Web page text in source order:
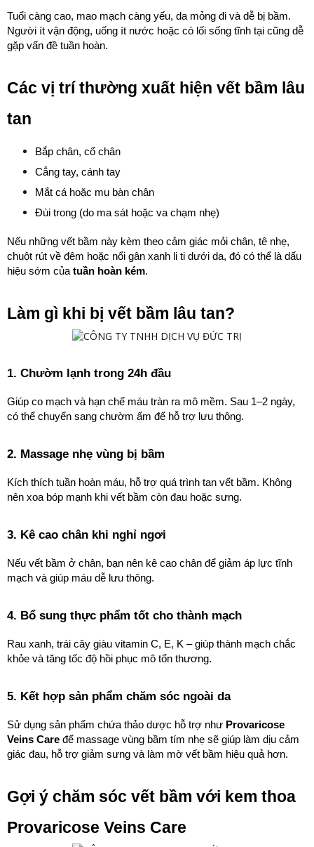
Tuổi càng cao, mao mạch càng yếu, da mỏng đi và dễ bị bầm.
Người ít vận động, uống ít nước hoặc có lối sống tĩnh tại cũng dễ
gặp vấn đề tuần hoàn.
Các vị trí thường xuất hiện vết bầm lâu
tan
Bắp chân, cổ chân
Cẳng tay, cánh tay
Mắt cá hoặc mu bàn chân
Đùi trong (do ma sát hoặc va chạm nhẹ)
Nếu những vết bầm này kèm theo cảm giác mỏi chân, tê nhẹ,
chuột rút về đêm hoặc nổi gân xanh li ti dưới da, đó có thể là dấu
hiệu sớm của tuần hoàn kém.
Làm gì khi bị vết bầm lâu tan?
1. Chườm lạnh trong 24h đầu
Giúp co mạch và hạn chế máu tràn ra mô mềm. Sau 1–2 ngày,
có thể chuyển sang chườm ấm để hỗ trợ lưu thông.
2. Massage nhẹ vùng bị bầm
Kích thích tuần hoàn máu, hỗ trợ quá trình tan vết bầm. Không
nên xoa bóp mạnh khi vết bầm còn đau hoặc sưng.
3. Kê cao chân khi nghỉ ngơi
Nếu vết bầm ở chân, bạn nên kê cao chân để giảm áp lực tĩnh
mạch và giúp máu dễ lưu thông.
4. Bổ sung thực phẩm tốt cho thành mạch
Rau xanh, trái cây giàu vitamin C, E, K – giúp thành mạch chắc
khỏe và tăng tốc độ hồi phục mô tổn thương.
5. Kết hợp sản phẩm chăm sóc ngoài da
Sử dụng sản phẩm chứa thảo dược hỗ trợ như Provaricose
Veins Care để massage vùng bầm tím nhẹ sẽ giúp làm dịu cảm
giác đau, hỗ trợ giảm sưng và làm mờ vết bầm hiệu quả hơn.
Gợi ý chăm sóc vết bầm với kem thoa
Provaricose Veins Care